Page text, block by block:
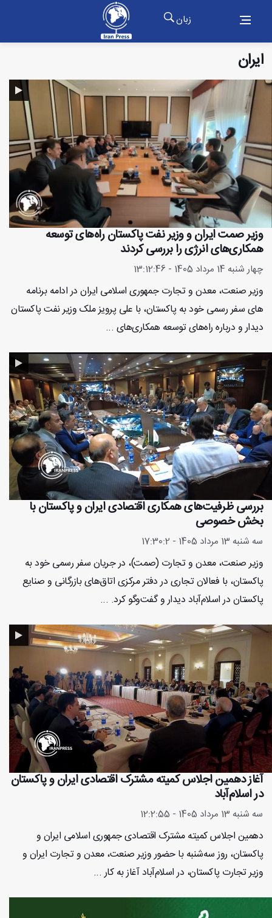
زبان
ایران
وزیر صمت ایران و وزیر نفت پاکستان راه‌های توسعه
همکاری‌های انرژی را بررسی کردند
چهار شنبه 14 مرداد 1405 - 13:12:46
وزیر صنعت، معدن و تجارت جمهوری اسلامی ایران در ادامه برنامه‌
های سفر رسمی خود به پاکستان، با علی پرویز ملک وزیر نفت پاکستان
دیدار و درباره راه‌های توسعه همکاری‌های ...
بررسی ظرفیت‌های همکاری اقتصادی ایران و پاکستان با
بخش خصوصی
سه شنبه 13 مرداد 1405 - 17:30:2
وزیر صنعت، معدن و تجارت (صمت)، در جریان سفر رسمی خود به
پاکستان، با فعالان تجاری در دفتر مرکزی اتاق‌های بازرگانی و صنایع
پاکستان در اسلام‌آباد دیدار و گفت‌وگو کرد. ...
آغاز دهمین اجلاس کمیته مشترک اقتصادی ایران و پاکستان
در اسلام‌آباد
سه شنبه 13 مرداد 1405 - 12:2:55
دهمین اجلاس کمیته مشترک اقتصادی جمهوری اسلامی ایران و
پاکستان، روز سه‌شنبه با حضور وزیر صنعت، معدن و تجارت ایران و
وزیر تجارت پاکستان، در اسلام‌آباد آغاز به کار ...